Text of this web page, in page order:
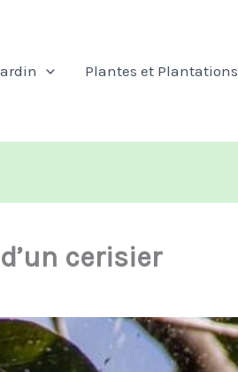
Plantes et Plantations
cerisier